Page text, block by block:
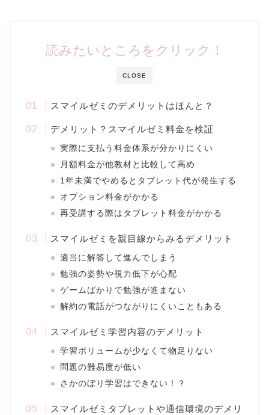
CLOSE
読みたいところをクリック！
スマイルゼミのデメリットはほんと？
デメリット？スマイルゼミ料金を検証
実際に支払う料金体系が分かりにくい
月額料金が他教材と比較して高め
1年未満でやめるとタブレット代が発生する
オプション料金がかかる
再受講する際はタブレット料金がかかる
スマイルゼミを親目線からみるデメリット
適当に解答して進んでしまう
勉強の姿勢や視力低下が心配
ゲームばかりで勉強が進まない
解約の電話がつながりにくいこともある
スマイルゼミ学習内容のデメリット
学習ボリュームが少なくて物足りない
問題の難易度が低い
さかのぼり学習はできない！？
スマイルゼミタブレットや通信環境のデメリ